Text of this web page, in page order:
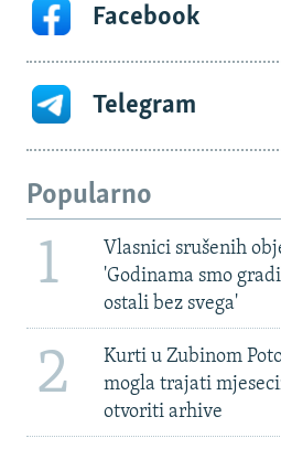
Facebook
Telegram
Popularno
1
Vlasnici srušenih
'Godinama smo
ostali bez svega'
2
Kurti u Zubinom
mogla trajati
otvoriti arhive